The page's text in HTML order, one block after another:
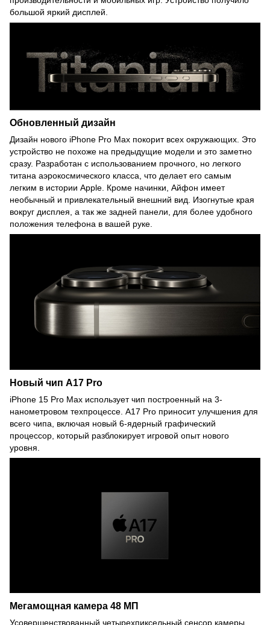
большой яркий дисплей.
Обновленный дизайн
Дизайн нового iPhone Pro Max покорит всех окружающих. Это
устройство не похоже на предыдущие модели и это заметно
сразу. Разработан с использованием прочного, но легкого
титана аэрокосмического класса, что делает его самым
легким в истории Apple. Кроме начинки, Айфон имеет
необычный и привлекательный внешний вид. Изогнутые края
вокруг дисплея, а так же задней панели, для более удобного
положения телефона в вашей руке.
Новый чип A17 Pro
iPhone 15 Pro Max использует чип построенный на 3-
нанометровом техпроцессе. A17 Pro приносит улучшения для
всего чипа, включая новый 6-ядерный графический
процессор, который разблокирует игровой опыт нового
уровня.
Мегамощная камера 48 МП
Усовершенствованный четырехпиксельный сенсор камеры